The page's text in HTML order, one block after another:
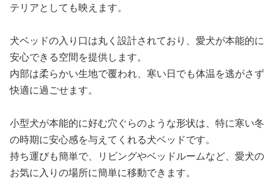
テリアとしても映えます。
犬ベッドの入り口は丸く設計されており、愛犬が本能的に
安心できる空間を提供します。
内部は柔らかい生地で覆われ、寒い日でも体温を逃がさず
快適に過ごせます。
小型犬が本能的に好む穴ぐらのような形状は、特に寒い冬
の時期に安心感を与えてくれる犬ベッドです。
持ち運びも簡単で、リビングやベッドルームなど、愛犬の
お気に入りの場所に簡単に移動できます。